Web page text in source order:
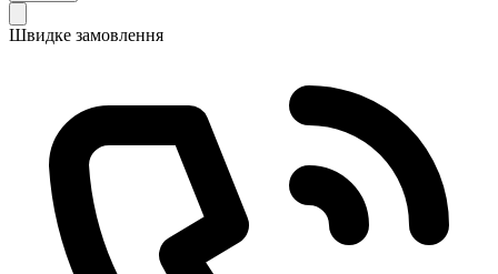
Швидке замовлення